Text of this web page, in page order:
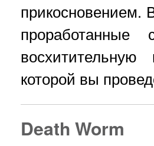
прикосновением.
проработанные
которой вы
Death Worm